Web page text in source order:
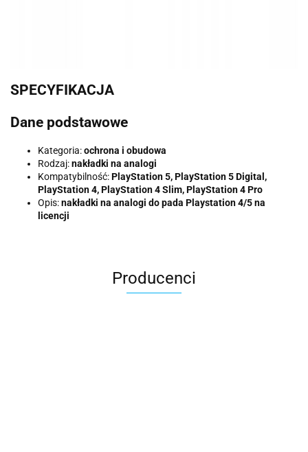
SPECYFIKACJA
Dane podstawowe
Kategoria:ochrona i obudowa
Rodzaj:nakładki na analogi
Kompatybilność:PlayStation 5, PlayStation 5 Digital,
PlayStation 4, PlayStation 4 Slim, PlayStation 4 Pro
Opis:nakładki na analogi do pada Playstation 4/5 na
licencji
Producenci